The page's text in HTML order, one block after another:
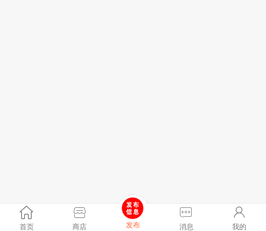
首页 商店 发布 消息 我的